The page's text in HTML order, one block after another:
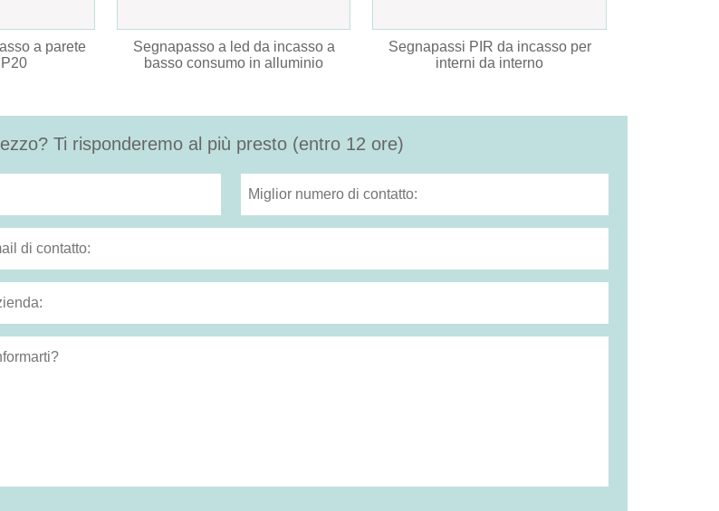
a parete
Segnapasso a led da incasso a
basso consumo in alluminio
Segnapassi PIR da incasso per
interni da interno
Ti risponderemo al più presto (entro 12 ore)